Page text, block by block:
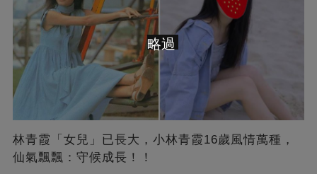
林青霞「女兒」已長大，小林青霞16歲風情萬種，
仙氣飄飄：守候成長！！
略過